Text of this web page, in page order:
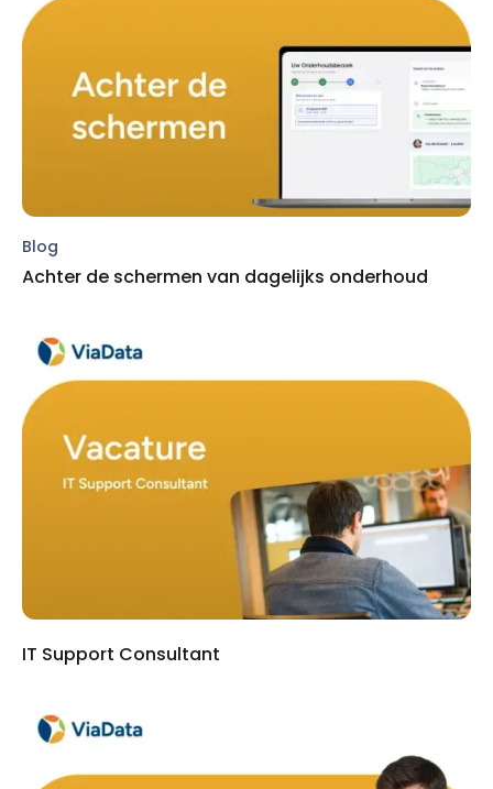
Blog
Achter de schermen van dagelijks onderhoud
IT Support Consultant